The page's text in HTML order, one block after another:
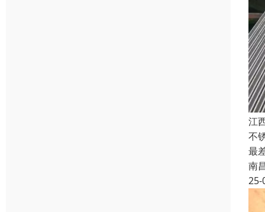
江
不
最
南
25-